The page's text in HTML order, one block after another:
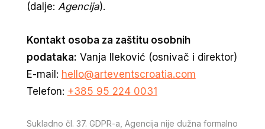
(dalje: Agencija).
Kontakt osoba za zaštitu osobnih
podataka: Vanja Ileković (osnivač i direktor)
E-mail: hello@arteventscroatia.com
Telefon: +385 95 224 0031
Sukladno čl. 37. GDPR-a, Agencija nije dužna formalno